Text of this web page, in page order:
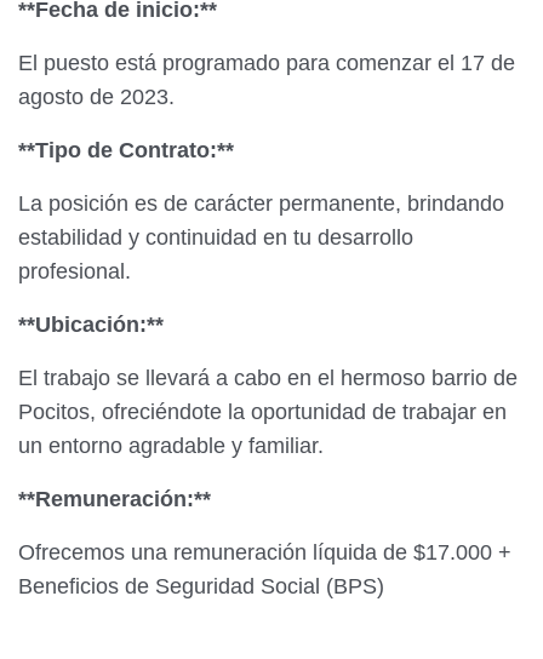
**Fecha de inicio:**
El puesto está programado para comenzar el 17 de
agosto de 2023.
**Tipo de Contrato:**
La posición es de carácter permanente, brindando
estabilidad y continuidad en tu desarrollo
profesional.
**Ubicación:**
El trabajo se llevará a cabo en el hermoso barrio de
Pocitos, ofreciéndote la oportunidad de trabajar en
un entorno agradable y familiar.
**Remuneración:**
Ofrecemos una remuneración líquida de $17.000 +
Beneficios de Seguridad Social (BPS)